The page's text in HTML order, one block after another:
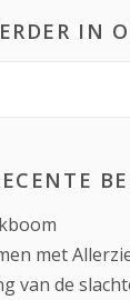
IN
met
van de